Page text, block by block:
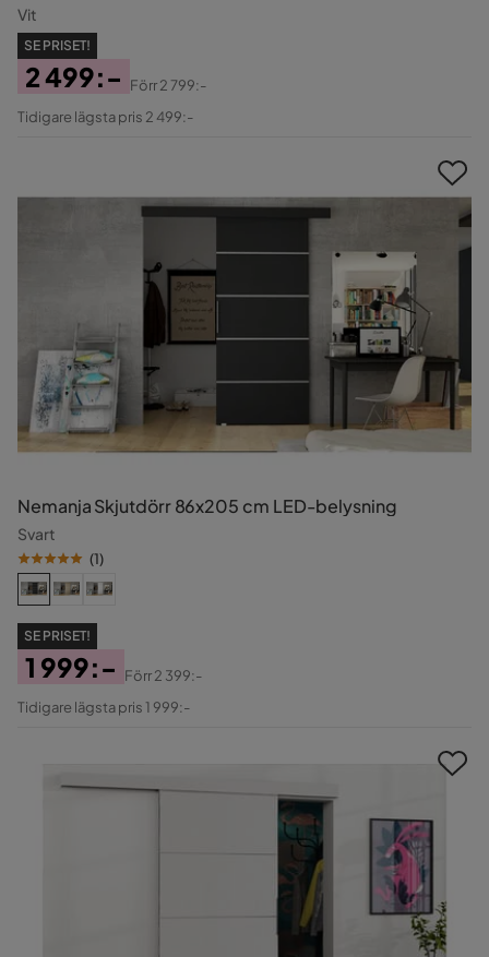
Vit
SE PRISET!
Pris
2 499:-
Original
Förr2 799:-
Tidigare lägsta pris 2 499:-
Nemanja Skjutdörr 86x205 cm LED-belysning
Svart
(1)
SE PRISET!
Pris
1 999:-
Original
Förr2 399:-
Tidigare lägsta pris 1 999:-